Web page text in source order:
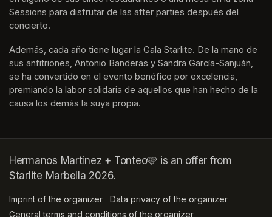
Sessions para disfrutar de las after parties después del
concierto.
Además, cada año tiene lugar la Gala Starlite. De la mano de
sus anfitriones, Antonio Banderas y Sandra García-Sanjuán,
se ha convertido en el evento benéfico por excelencia,
premiando la labor solidaria de aquellos que han hecho de la
causa los demás la suya propia.
Hermanos Martinez + Tonteo🩷 is an offer from
Starlite Marbella 2026.
Imprint of the organizer (opens in a new tab)
Data privacy of the organizer
General terms and conditions of the organizer